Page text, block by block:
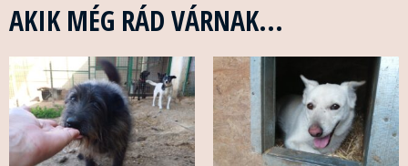
AKIK MÉG RÁD VÁRNAK...